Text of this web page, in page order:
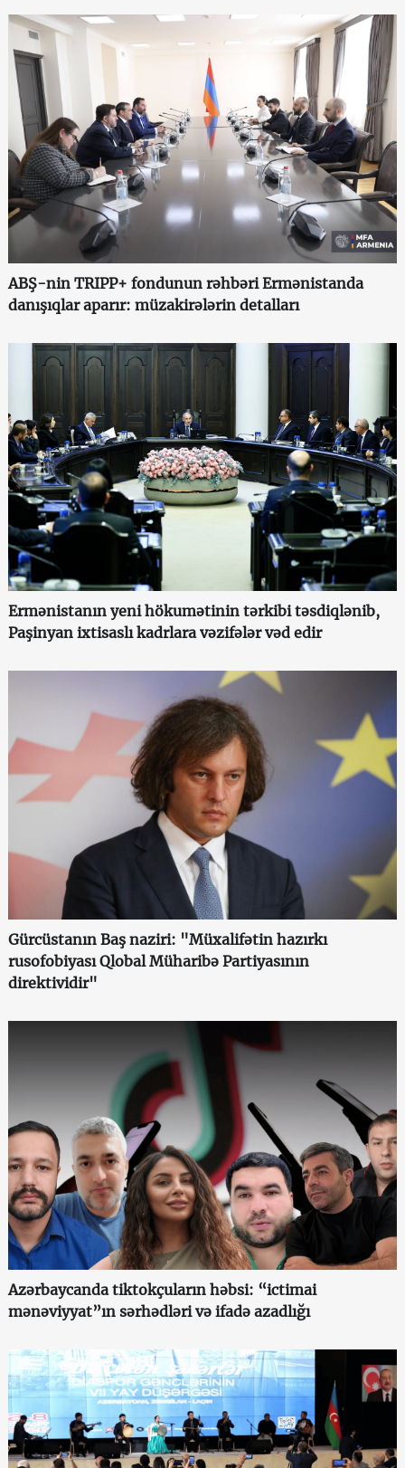
ABŞ-nin TRIPP+ fondunun rəhbəri Ermənistanda
danışıqlar aparır: müzakirələrin detalları
Ermənistanın yeni hökumətinin tərkibi təsdiqlənib,
Paşinyan ixtisaslı kadrlara vəzifələr vəd edir
Gürcüstanın Baş naziri: "Müxalifətin hazırkı
rusofobiyası Qlobal Müharibə Partiyasının
direktividir"
Azərbaycanda tiktokçuların həbsi: “ictimai
mənəviyyat”ın sərhədləri və ifadə azadlığı